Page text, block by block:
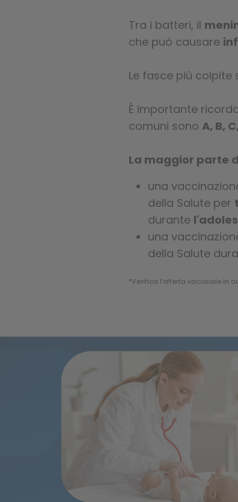
Tra i batteri, il
che può causare
Le fasce più colpite
È importante
comuni sono A, B,
La maggior parte
una
della Salute per
durante
una
della Salute
*Verifica l'offerta vaccinale in